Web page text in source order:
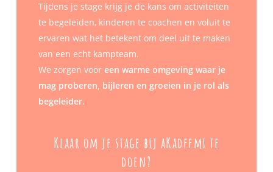
Tijdens je stage krijg je de kans om activiteiten
te begeleiden, kinderen te coachen en voluit te
ervaren wat het betekent om deel uit te maken
van een echt kampteam.
We zorgen voor een warme omgeving waar je
mag proberen, bijleren en groeien in je rol als
begeleider.
Klaar om je stage bij aKadeemi te
doen?